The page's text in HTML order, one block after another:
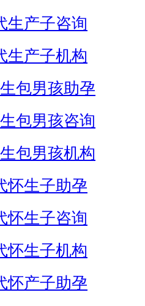
生产子咨询
生产子机构
包男孩助孕
包男孩咨询
包男孩机构
怀生子助孕
怀生子咨询
怀生子机构
怀产子助孕